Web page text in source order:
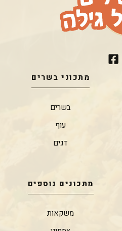
מתכוני בשרים
בשרים
עוף
דגים
מתכונים נוספים
משקאות